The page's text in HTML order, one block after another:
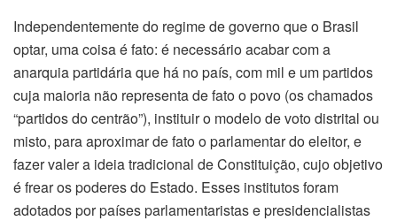
Independentemente do regime de governo que o Brasil
optar, uma coisa é fato: é necessário acabar com a
anarquia partidária que há no país, com mil e um partidos
cuja maioria não representa de fato o povo (os chamados
“partidos do centrão”), instituir o modelo de voto distrital ou
misto, para aproximar de fato o parlamentar do eleitor, e
fazer valer a ideia tradicional de Constituição, cujo objetivo
é frear os poderes do Estado. Esses institutos foram
adotados por países parlamentaristas e presidencialistas